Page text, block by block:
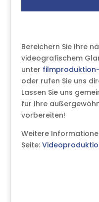
Bereichern Sie Ihre
videografischem
unter
oder rufen Sie uns
Lassen Sie uns
für Ihre
vorbereiten!
Weitere
Seite: